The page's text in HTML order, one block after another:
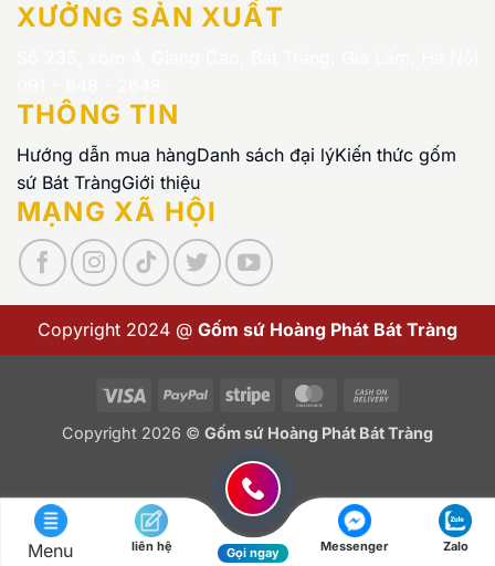
XƯỞNG SẢN XUẤT
THÔNG TIN
Hướng dẫn mua hàngDanh sách đại lýKiến thức gốm
sứ Bát TràngGiới thiệu
MẠNG XÃ HỘI
Copyright 2024 @ Gốm sứ Hoàng Phát Bát Tràng
Visa PayPal Stripe MasterCard
Delivery
Copyright 2026 © Gốm sứ Hoàng Phát Bát Tràng
Menu liên hệ Gọi ngay Messenger Zalo